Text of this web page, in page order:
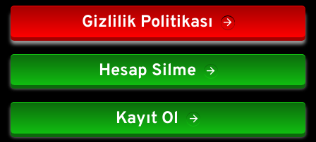
Gizlilik Politikası
Hesap Silme
Kayıt Ol